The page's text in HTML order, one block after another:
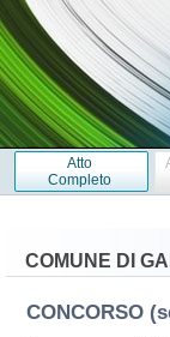
Atto
Completo
COMUNE DI
CONCORSO